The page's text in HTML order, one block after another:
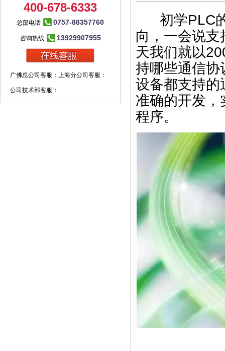
400-678-6333
总部电话 0757-88357760
咨询热线 13929907955
广佛总公司客服： 上海分公司客服：
公司技术部客服：
初学PLC的
向，一会说
天我们就以
持哪些通信协
设备都支持的
准确的开发
程序。